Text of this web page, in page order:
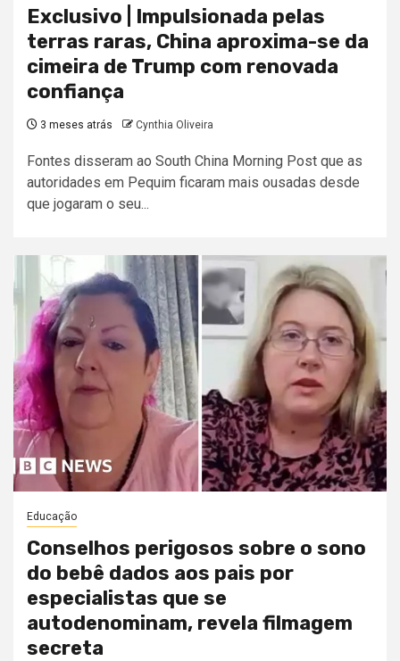
Exclusivo | Impulsionada pelas
terras raras, China aproxima-se da
cimeira de Trump com renovada
confiança
3 meses atrás Cynthia Oliveira
Fontes disseram ao South China Morning Post que as
autoridades em Pequim ficaram mais ousadas desde
que jogaram o seu...
Educação
Conselhos perigosos sobre o sono
do bebê dados aos pais por
especialistas que se
autodenominam, revela filmagem
secreta